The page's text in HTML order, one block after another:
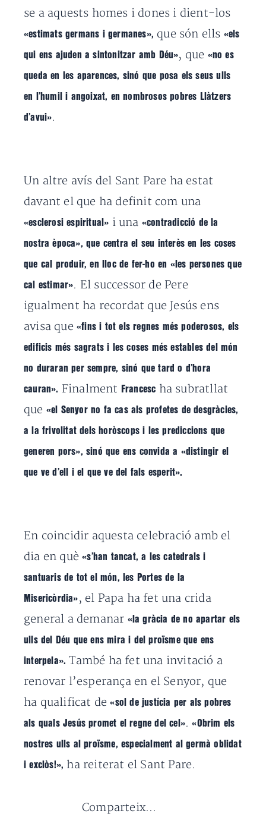
se a aquests homes i dones i dient-los
«estimats germans i germanes», que són ells «els
qui ens ajuden a sintonitzar amb Déu», que «no es
queda en les aparences, sinó que posa els seus ulls
en l’humil i angoixat, en nombrosos pobres Llàtzers
d’avui».
Un altre avís del Sant Pare ha estat
davant el que ha definit com una
«esclerosi espiritual» i una «contradicció de la
nostra època», que centra el seu interès en les coses
que cal produir, en lloc de fer-ho en «les persones que
cal estimar». El successor de Pere
igualment ha recordat que Jesús ens
avisa que «fins i totels regnes més poderosos, els
edificis més sagrats i les coses més estables del món
no duraran per sempre, sinó que tard o d’hora
cauran». Finalment Francesc ha subratllat
que «el Senyor no fa cas als profetes de desgràcies,
a la frivolitat dels horòscops i les prediccions que
generen pors», sinó que ens convida a «distingir el
que ve d’ell i el que ve del fals esperit».
En coincidir aquesta celebració amb el
dia en què«s’han tancat, a les catedrals i
santuaris de tot el món, les Portes de la
Misericòrdia» , el Papa ha fet una crida
general a demanar «la gràcia de no apartar els
ulls del Déu que ens mira i del proïsme que ens
interpela». També ha fet una invitació a
renovar l’esperança en el Senyor, que
ha qualificat de «sol de justícia per als pobres
als quals Jesús promet el regne del cel». «Obrim els
nostres ulls al proïsme, especialment al germà oblidat
i exclòs!», ha reiterat el Sant Pare.
Comparteix...